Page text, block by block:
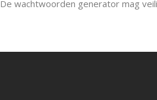
De wachtwoorden generator mag